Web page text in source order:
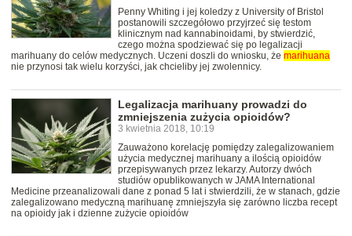
Penny Whiting i jej koledzy z University of Bristol
postanowili szczegółowo przyjrzeć się testom
klinicznym nad kannabinoidami, by stwierdzić,
czego można spodziewać się po legalizacji
marihuany do celów medycznych. Uczeni doszli do wniosku, że marihuana
nie przynosi tak wielu korzyści, jak chcieliby jej zwolennicy.
Legalizacja marihuany prowadzi do
zmniejszenia zużycia opioidów?
3 kwietnia 2018, 10:19
Zauważono korelację pomiędzy zalegalizowaniem
użycia medycznej marihuany a ilością opioidów
przepisywanych przez lekarzy. Autorzy dwóch
studiów opublikowanych w JAMA International
Medicine przeanalizowali dane z ponad 5 lat i stwierdzili, że w stanach, gdzie
zalegalizowano medyczną marihuanę zmniejszyła się zarówno liczba recept
na opioidy jak i dzienne zużycie opioidów